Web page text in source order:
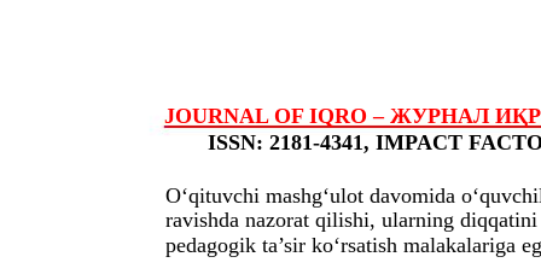
JOURNAL OF IQRO – ЖУРНАЛ ИҚРО
ISSN: 2181-4341, IMPACT
O‘qituvchi mashg‘ulot davomida
ravishda nazorat qilishi, ularning
pedagogik ta’sir ko‘rsatish malakalariga